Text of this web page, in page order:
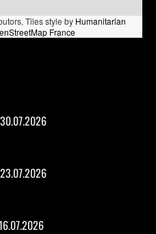
Tiles style by Humanitarian
France